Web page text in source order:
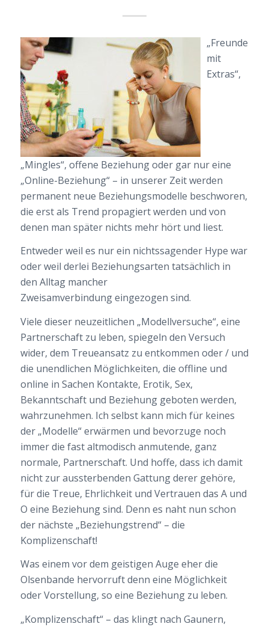
„Freunde
mit
Extras“,
„Mingles“, offene Beziehung oder gar nur eine
„Online-Beziehung“ – in unserer Zeit werden
permanent neue Beziehungsmodelle beschworen,
die erst als Trend propagiert werden und von
denen man später nichts mehr hört und liest.
Entweder weil es nur ein nichtssagender Hype war
oder weil derlei Beziehungsarten tatsächlich in
den Alltag mancher
Zweisamverbindung eingezogen sind.
Viele dieser neuzeitlichen „Modellversuche“, eine
Partnerschaft zu leben, spiegeln den Versuch
wider, dem Treueansatz zu entkommen oder / und
die unendlichen Möglichkeiten, die offline und
online in Sachen Kontakte, Erotik, Sex,
Bekanntschaft und Beziehung geboten werden,
wahrzunehmen. Ich selbst kann mich für keines
der „Modelle“ erwärmen und bevorzuge noch
immer die fast altmodisch anmutende, ganz
normale, Partnerschaft. Und hoffe, dass ich damit
nicht zur aussterbenden Gattung derer gehöre,
für die Treue, Ehrlichkeit und Vertrauen das A und
O eine Beziehung sind. Denn es naht nun schon
der nächste „Beziehungstrend“– die
Komplizenschaft!
Was einem vor dem geistigen Auge eher die
Olsenbande hervorruft denn eine Möglichkeit
oder Vorstellung, so eine Beziehung zu leben.
„Komplizenschaft“ – das klingt nach Gaunern,